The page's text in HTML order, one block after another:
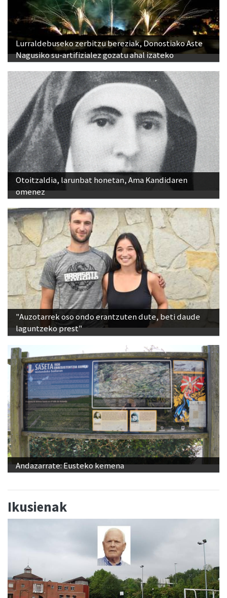
Lurraldebuseko zerbitzu bereziak, Donostiako Aste
Nagusiko su-artifizialez gozatu ahal izateko
Otoitzaldia, larunbat honetan, Ama Kandidaren
omenez
"Auzotarrek oso ondo erantzuten dute, beti daude
laguntzeko prest"
Andazarrate: Eusteko kemena
Ikusienak